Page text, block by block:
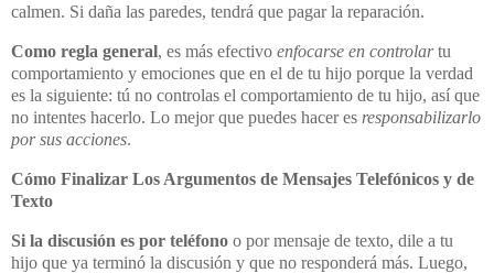
calmen. Si daña las paredes, tendrá que pagar la reparación.
Como regla general, es más efectivo enfocarse en controlartu
comportamiento y emociones que en el de tu hijo porque la verdad
es la siguiente: tú no controlas el comportamiento de tu hijo, así que
no intentes hacerlo. Lo mejor que puedes hacer es responsabilizarlo
por sus acciones.
Cómo Finalizar Los Argumentos de Mensajes Telefónicos y de
Texto
Si la discusión es por teléfono o por mensaje de texto, dile a tu
hijo que ya terminó la discusión y que no responderá más. Luego,